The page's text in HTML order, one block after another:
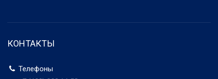
КОНТАКТЫ
Телефоны